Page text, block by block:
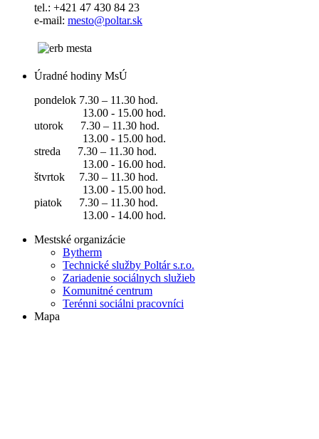
tel.: +421 47 430 84 23
e-mail: mesto@poltar.sk
Úradné hodiny MsÚ
pondelok 7.30 – 11.30 hod.
13.00 - 15.00 hod.
utorok 7.30 – 11.30 hod.
13.00 - 15.00 hod.
streda 7.30 – 11.30 hod.
13.00 - 16.00 hod.
štvrtok 7.30 – 11.30 hod.
13.00 - 15.00 hod.
piatok 7.30 – 11.30 hod.
13.00 - 14.00 hod.
Mestské organizácie
Bytherm
Technické služby Poltár s.r.o.
Zariadenie sociálnych služieb
Komunitné centrum
Terénni sociálni pracovníci
Mapa